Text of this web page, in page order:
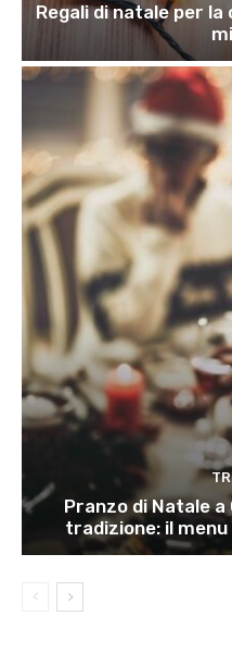
Regali di natale per la
Pranzo di Natale a
tradizione: il